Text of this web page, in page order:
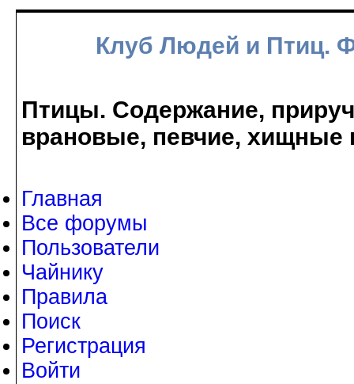
Клуб Людей и Птиц.
Птицы. Содержание,
врановые, певчие, хищные
Главная
Все форумы
Пользователи
Чайнику
Правила
Поиск
Регистрация
Войти